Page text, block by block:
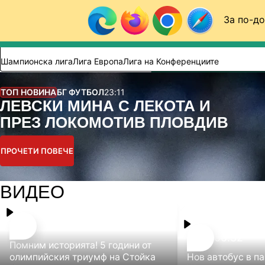
За по-
Към съдържанието
Търси в сайта
ВИДЕО ФУТБОЛ (БГ)
Шампионска лигаЛига ЕвропаЛига на Конференциите
ТОП НОВИНАБГ ФУТБОЛ23:11
ЛЕВСКИ МИНА С ЛЕКОТА И
ПРЕЗ ЛОКОМОТИВ ПЛОВДИВ
ПРОЧЕТИ ПОВЕЧЕ
ВИДЕО
Помним историята! 5 години от
олимпийския триумф на Стойка
Нов автобус в